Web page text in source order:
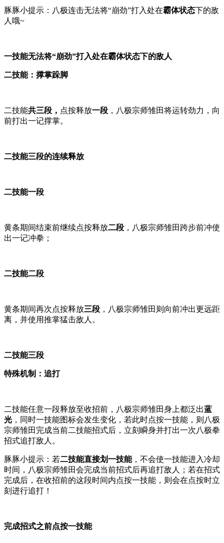
豚豚小提示：八极连击无法将“崩劲”打入处在霸体状态下的敌
人哦~
一技能无法将“崩劲”打入处在霸体状态下的敌人
二技能：撑掌跺脚
二技能共三段， 点按释放一段 ，八极宗师雏田将运转劲力，向
前打出一记撑掌。
二技能三段的连续释放
二技能一段
黄条期间结束前继续点按释放二段 ，八极宗师雏田跨步前冲使
出一记冲拳；
二技能二段
黄条期间再次点按释放三段 ，八极宗师雏田则向前冲出更远距
离，并使用推掌猛击敌人。
二技能三段
特殊机制：追打
二技能任意一段释放至收招前，八极宗师雏田身上都泛出蓝
光 ，同时一技能图标会发生变化，若此时点按一技能，则八极
宗师雏田完成当前二技能招式后，立刻瞬身并打出一次八极拳
招式追打敌人。
豚豚小提示：若二技能直接划一技能，不会使一技能进入冷却
时间，八极宗师雏田会完成当前招式后再追打敌人；若在招式
完成后，在收招前的这段时间内点按一技能，则会在点按时立
刻进行追打！
完成招式之前点按一技能